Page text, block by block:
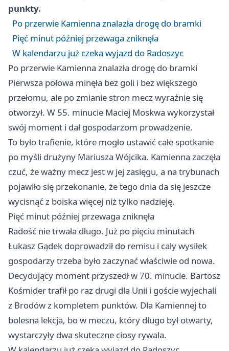
punkty.
Po przerwie Kamienna znalazła drogę do bramki
Pięć minut później przewaga zniknęła
W kalendarzu już czeka wyjazd do Radoszyc
Po przerwie Kamienna znalazła drogę do bramki
Pierwsza połowa minęła bez goli i bez większego
przełomu, ale po zmianie stron mecz wyraźnie się
otworzył. W 55. minucie Maciej Moskwa wykorzystał
swój moment i dał gospodarzom prowadzenie.
To było trafienie, które mogło ustawić całe spotkanie
po myśli drużyny Mariusza Wójcika. Kamienna zaczęła
czuć, że ważny mecz jest w jej zasięgu, a na trybunach
pojawiło się przekonanie, że tego dnia da się jeszcze
wycisnąć z boiska więcej niż tylko nadzieję.
Pięć minut później przewaga zniknęła
Radość nie trwała długo. Już po pięciu minutach
Łukasz Gądek doprowadził do remisu i cały wysiłek
gospodarzy trzeba było zaczynać właściwie od nowa.
Decydujący moment przyszedł w 70. minucie. Bartosz
Kośmider trafił po raz drugi dla Unii i goście wyjechali
z Brodów z kompletem punktów. Dla Kamiennej to
bolesna lekcja, bo w meczu, który długo był otwarty,
wystarczyły dwa skuteczne ciosy rywala.